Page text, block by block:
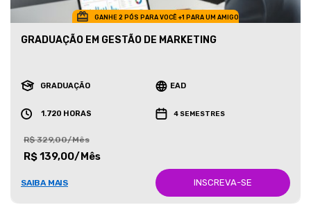
GANHE 2 PÓS PARA VOCÊ +1 PARA UM AMIGO
GRADUAÇÃO EM GESTÃO DE MARKETING
GRADUAÇÃO EAD
1.720 HORAS 4 SEMESTRES
R$ 329,00/Mês
R$ 139,00/Mês
SAIBA MAIS INSCREVA-SE